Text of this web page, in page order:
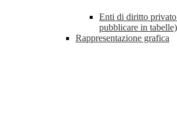
Enti di diritto
pubblicare in tabelle)
Rappresentazione grafica